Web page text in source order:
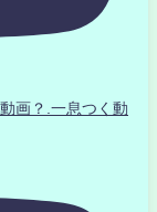
画？.一息つく動